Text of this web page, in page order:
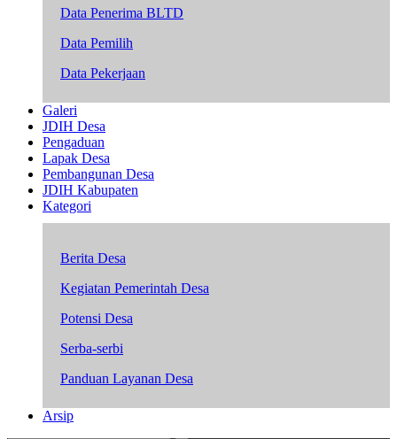
Data Penerima BLTD
Data Pemilih
Data Pekerjaan
Galeri
JDIH Desa
Pengaduan
Lapak Desa
Pembangunan Desa
JDIH Kabupaten
Kategori
Berita Desa
Kegiatan Pemerintah Desa
Potensi Desa
Serba-serbi
Panduan Layanan Desa
Arsip